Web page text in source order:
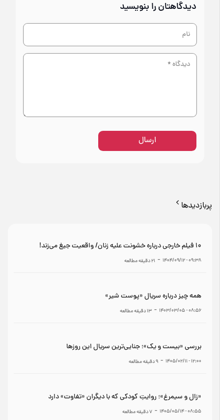
دیدگاهتان را بنویسید
ارسال
پربازدیدها
۱۰ فیلم خارجی درباره خشونت علیه زنان/ واقعیت جیغ می‌زند!
۰۹:۳۸ - ۱۴۰۴/۰۹/۱۲ -
21دقیقه مطالعه
همه چیز درباره سریال «پوست شیر»
۰۸:۵۶ - ۱۴۰۳/۰۳/۰۵ -
13دقیقه مطالعه
بررسی «بیست و یک»؛ جنایی‌ترین سریال این روزها
۱۲:۰۰ - ۱۴۰۵/۰۲/۱۱ -
9دقیقه مطالعه
«زال و سیمرغ»؛ روایتِ کودکی که با دیگران «تفاوت» دارد
۰۸:۵۵ - ۱۴۰۵/۰۵/۱۴ -
7دقیقه مطالعه